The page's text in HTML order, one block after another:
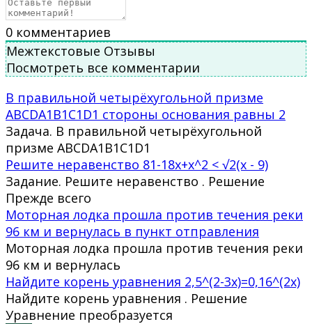
0 комментариев
Межтекстовые Отзывы
Посмотреть все комментарии
В правильной четырёхугольной призме
ABCDA1B1C1D1 стороны основания равны 2
Задача. В правильной четырёхугольной
призме ABCDA1B1C1D1
Решите неравенство 81-18x+x^2 < √2(x - 9)
Задание. Решите неравенство . Решение
Прежде всего
Моторная лодка прошла против течения реки
96 км и вернулась в пункт отправления
Моторная лодка прошла против течения реки
96 км и вернулась
Найдите корень уравнения 2,5^(2-3x)=0,16^(2x)
Найдите корень уравнения . Решение
Уравнение преобразуется